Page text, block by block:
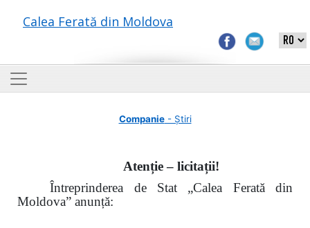
Calea Ferată din Moldova
Companie- Știri
Atenție – licitații!
Întreprinderea de Stat „Calea Ferată din
Moldova” anunță: